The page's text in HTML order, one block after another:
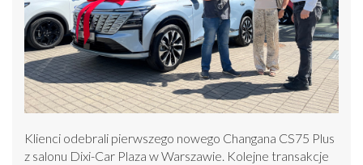
Klienci odebrali pierwszego nowego Changana CS75 Plus
z salonu Dixi-Car Plaza w Warszawie. Kolejne transakcje